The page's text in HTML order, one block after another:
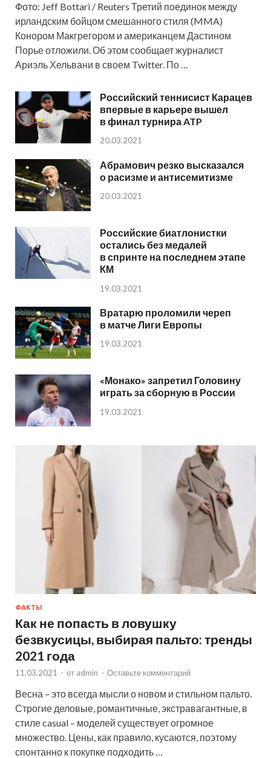
Фото: Jeff Bottari / Reuters Третий поединок между
ирландским бойцом смешанного стиля (MMA)
Конором Макгрегором и американцем Дастином
Порье отложили. Об этом сообщает журналист
Ариэль Хельвани в своем Twitter. По …
Российский теннисист Карацев
впервые в карьере вышел
в финал турнира ATP
20.03.2021
Абрамович резко высказался
о расизме и антисемитизме
20.03.2021
Российские биатлонистки
остались без медалей
в спринте на последнем этапе
КМ
19.03.2021
Вратарю проломили череп
в матче Лиги Европы
19.03.2021
«Монако» запретил Головину
играть за сборную в России
19.03.2021
ФАКТЫ
Как не попасть в ловушку
безвкусицы, выбирая пальто: тренды
2021 года
11.03.2021 - от admin - Оставьте комментарий
Весна – это всегда мысли о новом и стильном пальто.
Строгие деловые, романтичные, экстравагантные, в
стиле casual – моделей существует огромное
множество. Цены, как правило, кусаются, поэтому
спонтанно к покупке подходить …